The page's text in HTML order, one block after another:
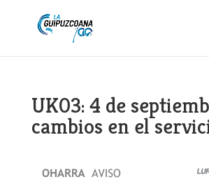
UK03: 4 de
cambios en el